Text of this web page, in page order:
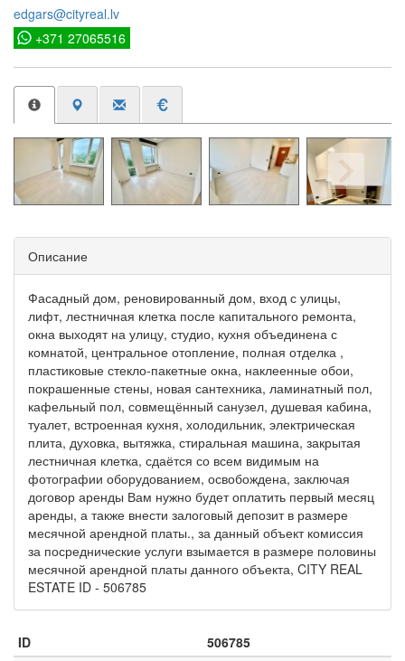
edgars@cityreal.lv
+371 27065516
Описание
Фасадный дом, реновированный дом, вход с улицы,
лифт, лестничная клетка после капитального ремонта,
окна выходят на улицу, студио, кухня объединена с
комнатой, центральное отопление, полная отделка ,
пластиковые стекло-пакетные окна, наклеенные обои,
покрашенные стены, новая сантехника, ламинатный пол,
кафельный пол, совмещённый санузел, душевая кабина,
туалет, встроенная кухня, холодильник, электрическая
плита, духовка, вытяжка, стиральная машина, закрытая
лестничная клетка, сдаётся со всем видимым на
фотографии оборудованием, освобождена, заключая
договор аренды Вам нужно будет оплатить первый месяц
аренды, а также внести залоговый депозит в размере
месячной арендной платы., за данный объект комиссия
за посреднические услуги взымается в размере половины
месячной арендной платы данного объекта, CITY REAL
ESTATE ID - 506785
ID
506785